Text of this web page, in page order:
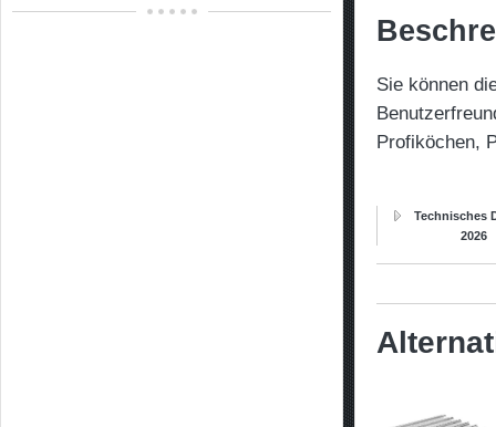
Sie können
Profiköchen,
Technisches
2026